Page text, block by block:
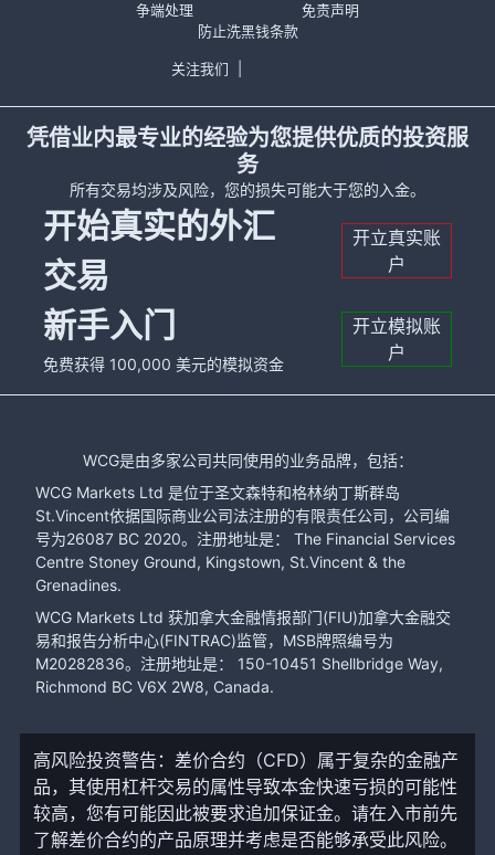
争端处理
免责声明
防止洗黑钱条款
关注我们
凭借业内最专业的经验为您提供优质的投资服
务
所有交易均涉及风险，您的损失可能大于您的入金。
开始真实的外汇
交易
开立真实账
户
新手入门
免费获得 100,000 美元的模拟资金
开立模拟账
户
WCG是由多家公司共同使用的业务品牌，包括：
WCG Markets Ltd 是位于圣文森特和格林纳丁斯群岛
St.Vincent依据国际商业公司法注册的有限责任公司，公司编
号为26087 BC 2020。注册地址是： The Financial Services
Centre Stoney Ground, Kingstown, St.Vincent & the
Grenadines.
WCG Markets Ltd 获加拿大金融情报部门(FIU)加拿大金融交
易和报告分析中心(FINTRAC)监管，MSB牌照编号为
M20282836。注册地址是： 150-10451 Shellbridge Way,
Richmond BC V6X 2W8, Canada.
高风险投资警告：差价合约（CFD）属于复杂的金融产
品，其使用杠杆交易的属性导致本金快速亏损的可能性
较高，您有可能因此被要求追加保证金。请在入市前先
了解差价合约的产品原理并考虑是否能够承受此风险。